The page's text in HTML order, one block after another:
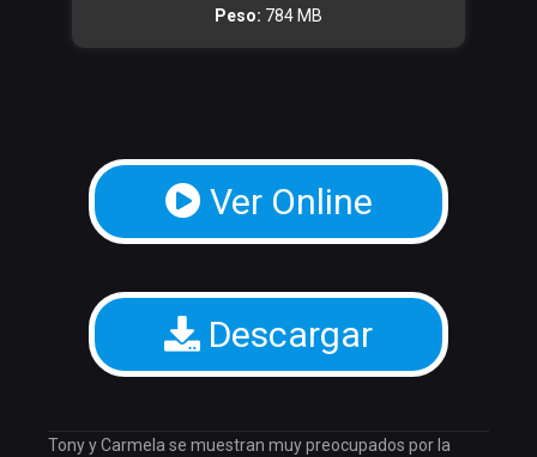
Peso: 784 MB
Ver Online
Descargar
Tony y Carmela se muestran muy preocupados por la